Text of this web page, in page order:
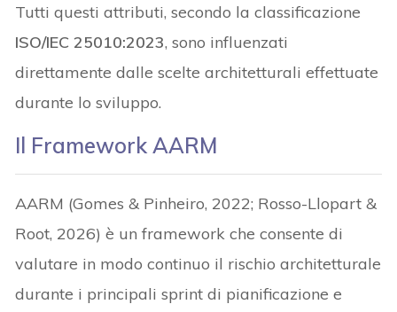
Tutti questi attributi, secondo la classificazione
ISO/IEC 25010:2023, sono influenzati
direttamente dalle scelte architetturali effettuate
durante lo sviluppo.
Il Framework AARM
AARM (Gomes & Pinheiro, 2022; Rosso-Llopart &
Root, 2026) è un framework che consente di
valutare in modo continuo il rischio architetturale
durante i principali sprint di pianificazione e